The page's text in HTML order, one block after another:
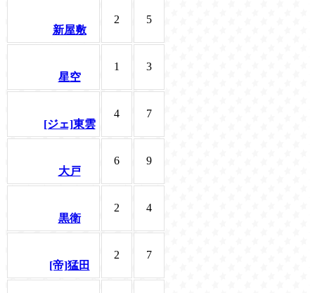
新屋敷
2 5
星空
1 3
[ジェ]東雲
4 7
大戸
6 9
黒衛
2 4
[帝]猛田
2 7